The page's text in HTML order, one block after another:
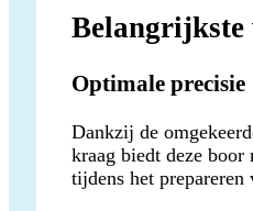
Belangrijkste
Optimale precisie
Dankzij de
kraag biedt deze
tijdens het prepareren